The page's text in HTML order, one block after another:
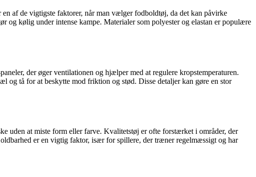
af de vigtigste faktorer, når man vælger fodboldtøj, da det kan påvirke
og kølig under intense kampe. Materialer som polyester og elastan er populære
der øger ventilationen og hjælper med at regulere kropstemperaturen.
og tå for at beskytte mod friktion og stød. Disse detaljer kan gøre en stor
uden at miste form eller farve. Kvalitetstøj er ofte forstærket i områder, der
er en vigtig faktor, især for spillere, der træner regelmæssigt og har